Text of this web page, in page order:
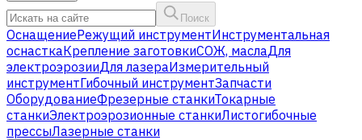
Поиск
ОснащениеРежущий инструментИнструментальная
оснасткаКрепление заготовкиСОЖ, маслаДля
электроэрозииДля лазераИзмерительный
инструментГибочный инструментЗапчасти
ОборудованиеФрезерные станкиТокарные
станкиЭлектроэрозионные станкиЛистогибочные
прессыЛазерные станки